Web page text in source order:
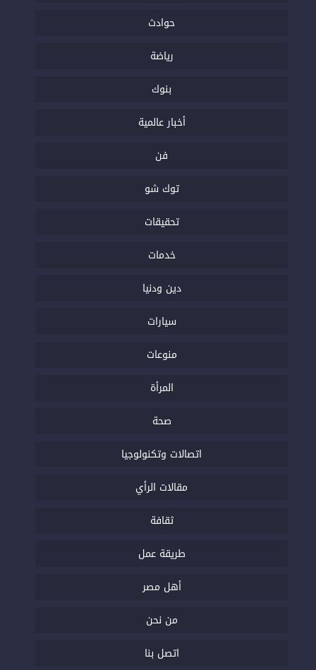
حوادث
رياضة
بنوك
أخبار عالمية
فن
توك شو
تحقيقات
خدمات
دين ودنيا
سيارات
منوعات
المرأة
صحة
اتصالات وتكنولوجيا
مقالات الرأي
ثقافة
طريقة عمل
أهل مصر
من نحن
اتصل بنا